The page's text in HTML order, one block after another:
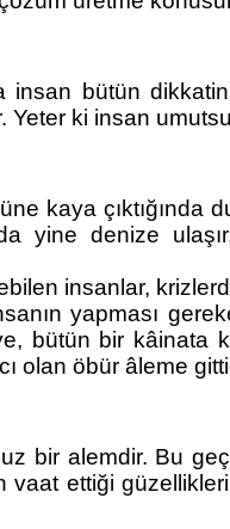
insan bütün
Yeter ki insan
kaya çıktığında
yine denize
insanlar,
yapması
bütün bir
olan öbür âleme
bir alemdir. Bu
vaat ettiği